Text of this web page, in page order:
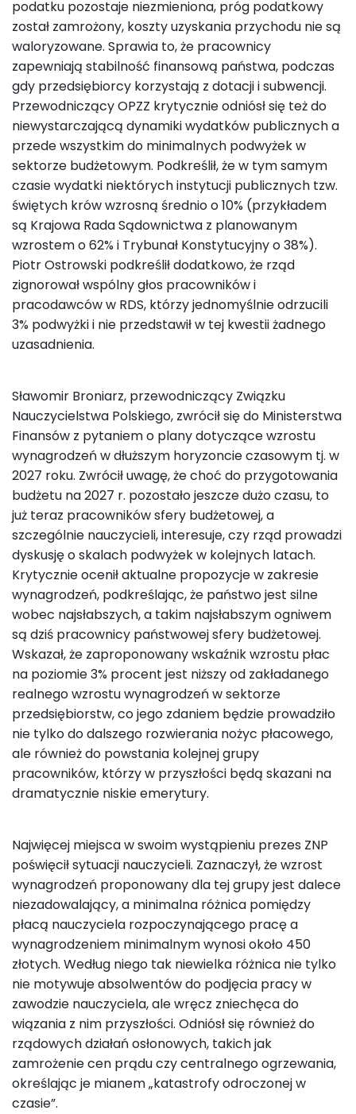
podatku pozostaje niezmieniona, próg podatkowy
został zamrożony, koszty uzyskania przychodu nie są
waloryzowane. Sprawia to, że pracownicy
zapewniają stabilność finansową państwa, podczas
gdy przedsiębiorcy korzystają z dotacji i subwencji.
Przewodniczący OPZZ krytycznie odniósł się też do
niewystarczającą dynamiki wydatków publicznych a
przede wszystkim do minimalnych podwyżek w
sektorze budżetowym. Podkreślił, że w tym samym
czasie wydatki niektórych instytucji publicznych tzw.
świętych krów wzrosną średnio o 10% (przykładem
są Krajowa Rada Sądownictwa z planowanym
wzrostem o 62% i Trybunał Konstytucyjny o 38%).
Piotr Ostrowski podkreślił dodatkowo, że rząd
zignorował wspólny głos pracowników i
pracodawców w RDS, którzy jednomyślnie odrzucili
3% podwyżki i nie przedstawił w tej kwestii żadnego
uzasadnienia.
Sławomir Broniarz, przewodniczący Związku
Nauczycielstwa Polskiego, zwrócił się do Ministerstwa
Finansów z pytaniem o plany dotyczące wzrostu
wynagrodzeń w dłuższym horyzoncie czasowym tj. w
2027 roku. Zwrócił uwagę, że choć do przygotowania
budżetu na 2027 r. pozostało jeszcze dużo czasu, to
już teraz pracowników sfery budżetowej, a
szczególnie nauczycieli, interesuje, czy rząd prowadzi
dyskusję o skalach podwyżek w kolejnych latach.
Krytycznie ocenił aktualne propozycje w zakresie
wynagrodzeń, podkreślając, że państwo jest silne
wobec najsłabszych, a takim najsłabszym ogniwem
są dziś pracownicy państwowej sfery budżetowej.
Wskazał, że zaproponowany wskaźnik wzrostu płac
na poziomie 3% procent jest niższy od zakładanego
realnego wzrostu wynagrodzeń w sektorze
przedsiębiorstw, co jego zdaniem będzie prowadziło
nie tylko do dalszego rozwierania nożyc płacowego,
ale również do powstania kolejnej grupy
pracowników, którzy w przyszłości będą skazani na
dramatycznie niskie emerytury.
Najwięcej miejsca w swoim wystąpieniu prezes ZNP
poświęcił sytuacji nauczycieli. Zaznaczył, że wzrost
wynagrodzeń proponowany dla tej grupy jest dalece
niezadowalający, a minimalna różnica pomiędzy
płacą nauczyciela rozpoczynającego pracę a
wynagrodzeniem minimalnym wynosi około 450
złotych. Według niego tak niewielka różnica nie tylko
nie motywuje absolwentów do podjęcia pracy w
zawodzie nauczyciela, ale wręcz zniechęca do
wiązania z nim przyszłości. Odniósł się również do
rządowych działań osłonowych, takich jak
zamrożenie cen prądu czy centralnego ogrzewania,
określając je mianem „katastrofy odroczonej w
czasie”.